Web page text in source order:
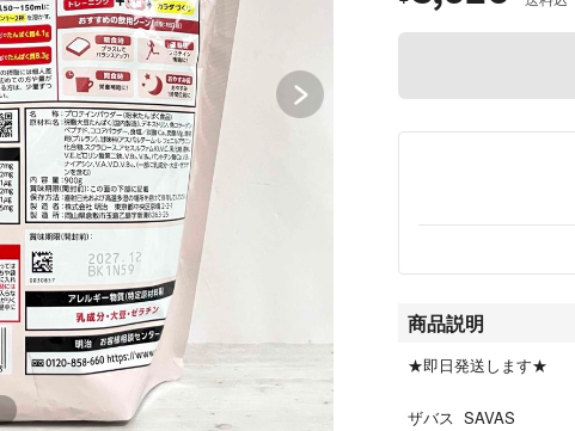
商品説明
★即日発送します★
ザバス SAVAS